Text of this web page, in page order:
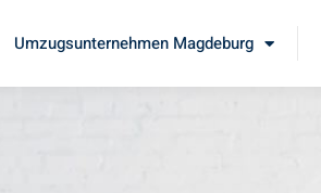
Umzugsunternehmen Magdeburg